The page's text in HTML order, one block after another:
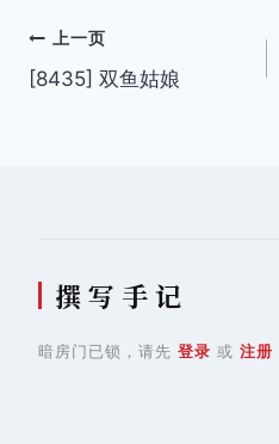
文
章
上一页
[8435] 双鱼姑娘
撰 写 手 记
暗房门已锁，请先 登录 或 注册